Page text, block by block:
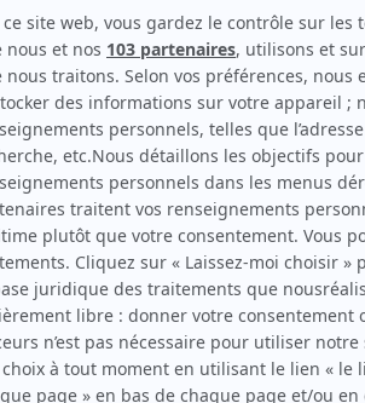
Personnages
Les nouvelles aventures des